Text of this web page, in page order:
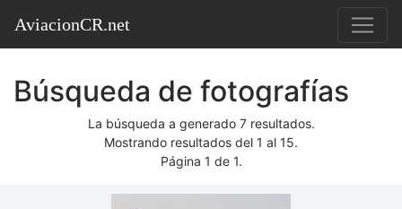
AviacionCR.net
Búsqueda de fotografías
La búsqueda a generado 7 resultados.
Mostrando resultados del 1 al 15.
Página 1 de 1.